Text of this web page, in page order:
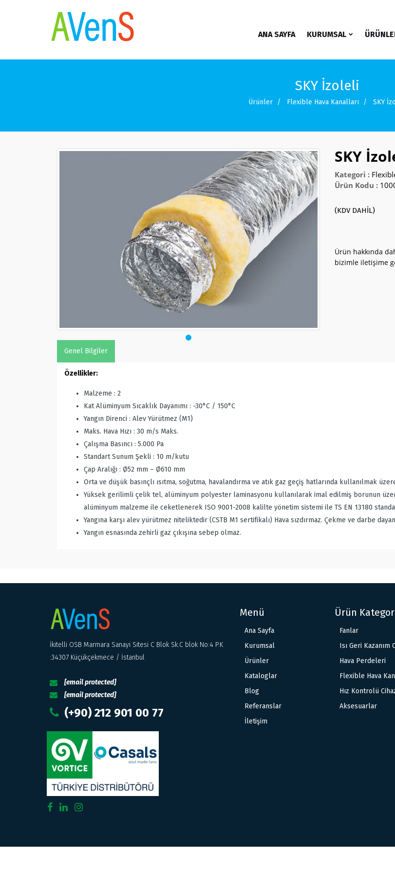
ANA SAYFA KURUMSAL
SKY İzoleli
Ürünler Flexible Hava Kanalları SKY
SKY
Kategori :
Ürün Kodu :
(KDV DAHİL)
Ürün hakkında
bizimle iletişime
Genel Bilgiler
Özellikler:
Malzeme : 2
Kat Alüminyum Sıcaklık Dayanımı : -30°C / 150°C
Yangın Direnci : Alev Yürütmez (M1)
Maks. Hava Hızı : 30 m/s Maks.
Çalışma Basıncı : 5.000 Pa
Standart Sunum Şekli : 10 m/kutu
Çap Aralığı : Ø52 mm – Ø610 mm
Orta ve düşük basınçlı ısıtma, soğutma, havalandırma ve atık gaz geçiş hatlarında kullanılmak
Yüksek gerilimli çelik tel, alüminyum polyester laminasyonu kullanılarak imal edilmiş borunun
alüminyum malzeme ile ceketlenerek ISO 9001-2008 kalilte yönetim sistemi ile TS EN 13180
Yangına karşı alev yürütmez niteliktedir (CSTB M1 sertifikalı) Hava sızdırmaz. Çekme ve darbe
Yangın esnasında zehirli gaz çıkışına sebep olmaz.
İkitelli OSB Marmara Sanayi Sitesi C Blok Sk.C blok No:4 P.K
:34307 Küçükçekmece / İstanbul
[email protected]
[email protected]
(+90) 212 901 00 77
Menü
Ana Sayfa
Kurumsal
Ürünler
Kataloglar
Blog
Referanslar
İletişim
Ürün
Fanlar
Isı Geri Kazanım
Hava Perdeleri
Flexible Hava
Hız Kontrolü
Aksesuarlar